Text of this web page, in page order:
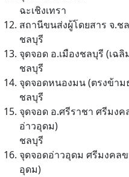
ฉะเชิงเทรา
สถานีขนส่งผู้โดยสาร จ.ช
ชลบุรี
จุดจอด อ.เมืองชลบุรี (เฉลิ
ชลบุรี
จุดจอดหนองมน (ตรงข้า
ชลบุรี
จุดจอด อ.ศรีราชา ศรีมง
อ่าวอุดม)
ชลบุรี
จุดจอดอ่าวอุดม ศรีมงคล
อุดม)